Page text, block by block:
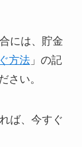
には、貯金
方法」の記
さい。
ば、今すぐ